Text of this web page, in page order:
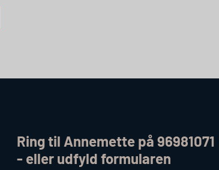
Ring til Annemette på 96981071
- eller udfyld formularen